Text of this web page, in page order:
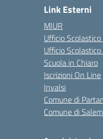
Link Esterni
MIUR
Ufficio
Ufficio
Scuola in Chiaro
Iscrizioni On Line
Invalsi
Comune di
Comune di